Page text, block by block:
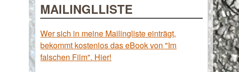
MAILINGLLISTE
Wer sich in meine Mailingliste einträgt,
bekommt kostenlos das eBook von "Im
falschen Film". Hier!